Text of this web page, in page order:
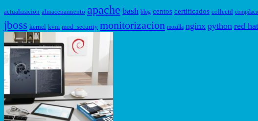
actualizacion almacenamiento apache bash blog centos certificados collectd
jboss kernel kvm mod_security monitorizacion mozilla nginx python red hat